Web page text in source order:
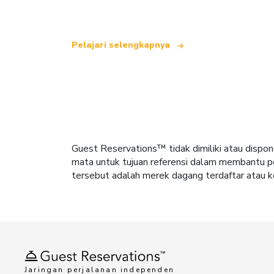
Pelajari selengkapnya
Guest Reservations™ tidak dimiliki atau
mata untuk tujuan referensi dalam membantu
tersebut adalah merek dagang terdaftar atau
Jaringan perjalanan independen